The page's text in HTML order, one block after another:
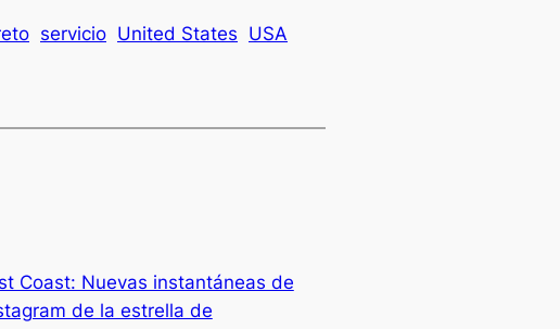
servicio United States USA
Coast: Nuevas instantáneas de
de la estrella de